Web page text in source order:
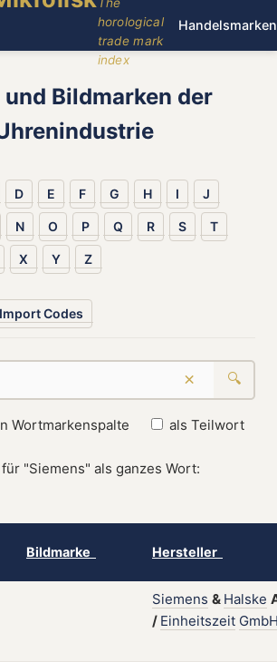
horological
trade mark
index
Handelsmarken
Bildmarken der
D E F G H I J
N O P Q R S T
X Y Z
Codes
× 🔍
Wortmarkenspalte als Teilwort
"Siemens" als ganzes Wort:
Bildmarke Hersteller
Siemens & Halske
/ Einheitszeit